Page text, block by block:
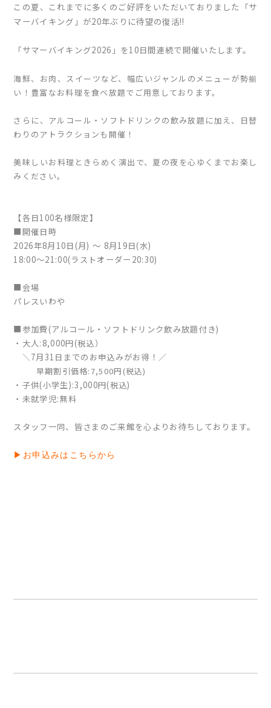
この夏、これまでに多くのご好評をいただいておりました「サ
マーバイキング」が20年ぶりに待望の復活!!
「サマーバイキング2026」を10日間連続で開催いたします。
海鮮、お肉、スイーツなど、幅広いジャンルのメニューが勢揃
い！豊富なお料理を食べ放題でご用意しております。
さらに、アルコール・ソフトドリンクの飲み放題に加え、日替
わりのアトラクションも開催！
美味しいお料理ときらめく演出で、夏の夜を心ゆくまでお楽し
みください。
【各日100名様限定】
■開催日時
2026年8月10日(月) 〜 8月19日(水)
18:00〜21:00(ラストオーダー20:30)
■会場
パレスいわや
■参加費(アルコール・ソフトドリンク飲み放題付き)
・大人:8,000円(税込）
＼ 7月31日までのお申込みがお得！ ／
早期割引価格: 7,500円(税込)
・子供(小学生):3,000円(税込)
・未就学児:無料
スタッフ一同、皆さまのご来館を心よりお待ちしております。
▶お申込みはこちらから